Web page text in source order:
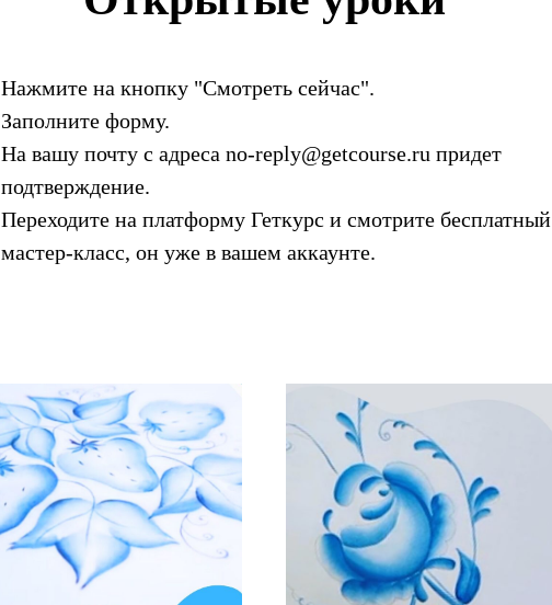
Нажмите на кнопку "Смотреть сейчас".
Заполните форму.
На вашу почту с адреса no-reply@getcourse.ru придет
подтверждение.
Переходите на платформу Геткурс и смотрите бесплатный
мастер-класс, он уже в вашем аккаунте.